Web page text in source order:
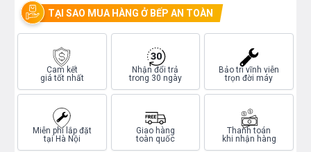
TẠI SAO MUA HÀNG Ở BẾP AN TOÀN
Cam kết
giá tốt nhất
Nhận đổi trả
trong 30 ngày
Bảo trì vĩnh viễn
trọn đời máy
Miễn phí lắp đặt
tại Hà Nội
Giao hàng
toàn quốc
Thanh toán
khi nhận hàng